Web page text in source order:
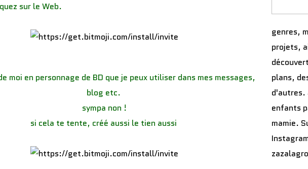
sur le Web.
moi en personnage de BD que je peux utiliser dans mes messages,
blog etc.
sympa non !
si cela te tente, créé aussi le tien aussi
genres,
projets,
plans,
d'autres.
enfants
mamie.